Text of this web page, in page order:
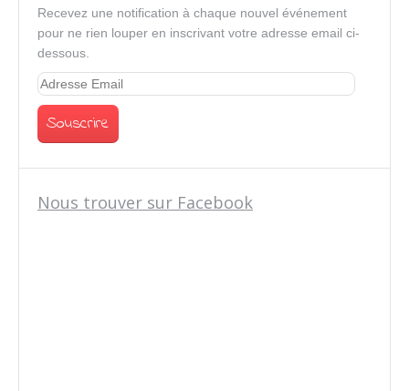
Recevez une notification à chaque nouvel événement
pour ne rien louper en inscrivant votre adresse email ci-
dessous.
Nous trouver sur Facebook